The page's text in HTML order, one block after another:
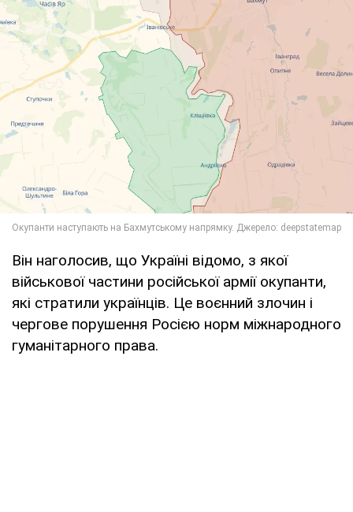
Він наголосив, що Україні відомо, з якої
військової частини російської армії окупанти,
які стратили українців. Це воєнний злочин і
чергове порушення Росією норм міжнародного
гуманітарного права.